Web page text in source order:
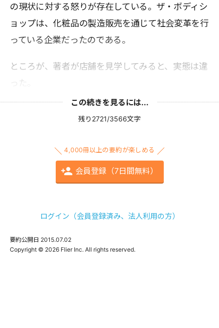
の現状に対する怒りが存在している。ザ・ボディシ
ョップは、化粧品の製造販売を通じて社会変革を行
っている企業だったのである。
ところが、著者が店舗を見学してみると、実態は違
った。
この続きを見るには...
残り2721/3566文字
4,000冊以上の要約が楽しめる
会員登録（7日間無料）
ログイン（会員登録済み、法人利用の方）
要約公開日 2015.07.02